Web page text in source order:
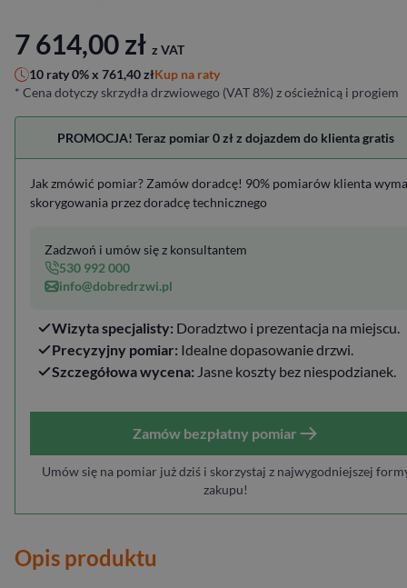
7 614,00zł z VAT
10 raty 0% x 761,40złKup na raty
* Cena dotyczy skrzydła drzwiowego (VAT 8%) z ościeżnicą i progiem
PROMOCJA! Teraz pomiar 0 zł z dojazdem do klienta gratis
Jak zmówić pomiar? Zamów doradcę! 90% pomiarów klienta
skorygowania przez doradcę technicznego
Wizyta specjalisty: Doradztwo i prezentacja na miejscu.
Precyzyjny pomiar: Idealne dopasowanie drzwi.
Szczegółowa wycena: Jasne koszty bez niespodzianek.
Zadzwoń i umów się z konsultantem
530 992 000
info@dobredrzwi.pl
Zamów bezpłatny pomiar
Umów się na pomiar już dziś i skorzystaj z najwygodniejszej
zakupu!
Opis produktu